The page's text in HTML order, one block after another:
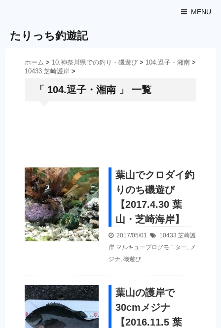
MENU
たりっち釣遊記
ホーム > 10.神奈川県での釣り・磯遊び > 104.逗子・湘南 >
10433.芝崎護岸 >
「 104.逗子・湘南 」 一覧
葉山でクロダイ釣
りのち磯遊び
【2017.4.30 葉
山・芝崎海岸】
2017/05/01
10433.芝崎護
岸 マルキューブログモニター, メ
ジナ, 磯遊び
葉山の護岸で
30cmメジナ
【2016.11.5 葉